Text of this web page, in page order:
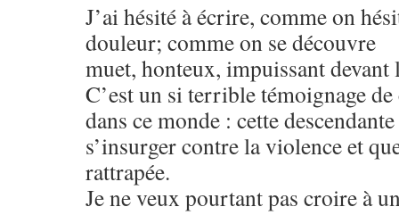
J’ai hésité à écrire, comme on
douleur; comme on se découvre
muet, honteux, impuissant devant
C’est un si terrible témoignage
dans ce monde : cette
s’insurger contre la violence et
rattrapée.
Je ne veux pourtant pas croire à